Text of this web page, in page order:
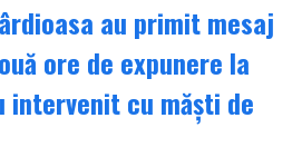
au primit mesaj
ore de expunere la
intervenit cu măști de